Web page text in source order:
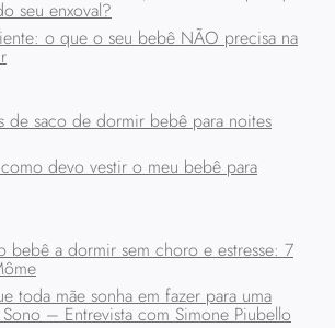
seu enxoval?
o que o seu bebê NÃO precisa na
de saco de dormir bebê para noites
devo vestir o meu bebê para
bebê a dormir sem choro e estresse: 7
toda mãe sonha em fazer para uma
– Entrevista com Simone Piubello